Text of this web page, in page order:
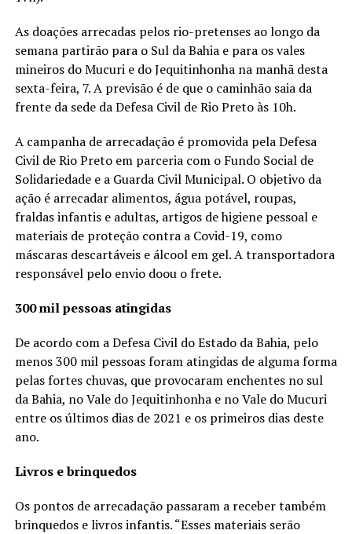
As doações arrecadas pelos rio-pretenses ao longo da
semana partirão para o Sul da Bahia e para os vales
mineiros do Mucuri e do Jequitinhonha na manhã desta
sexta-feira, 7. A previsão é de que o caminhão saia da
frente da sede da Defesa Civil de Rio Preto às 10h.
A campanha de arrecadação é promovida pela Defesa
Civil de Rio Preto em parceria com o Fundo Social de
Solidariedade e a Guarda Civil Municipal. O objetivo da
ação é arrecadar alimentos, água potável, roupas,
fraldas infantis e adultas, artigos de higiene pessoal e
materiais de proteção contra a Covid-19, como
máscaras descartáveis e álcool em gel. A transportadora
responsável pelo envio doou o frete.
300 mil pessoas atingidas
De acordo com a Defesa Civil do Estado da Bahia, pelo
menos 300 mil pessoas foram atingidas de alguma forma
pelas fortes chuvas, que provocaram enchentes no sul
da Bahia, no Vale do Jequitinhonha e no Vale do Mucuri
entre os últimos dias de 2021 e os primeiros dias deste
ano.
Livros e brinquedos
Os pontos de arrecadação passaram a receber também
brinquedos e livros infantis. “Esses materiais serão